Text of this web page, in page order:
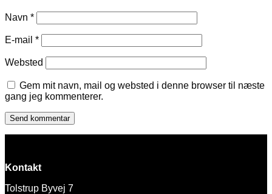
Navn *
E-mail *
Websted
Gem mit navn, mail og websted i denne browser til næste
gang jeg kommenterer.
Kontakt
Tolstrup Byvej 7